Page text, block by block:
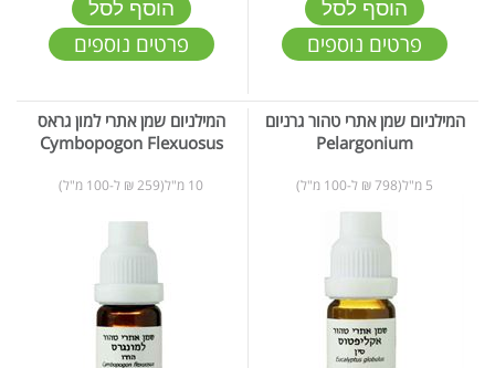
הוסף לסל
פרטים נוספים
הוסף לסל
פרטים נוספים
המילניום שמן אתרי טהור גרניום
Pelargonium
5 מ"ל(798 ₪ ל-100 מ"ל)
המילניום שמן אתרי למון גראס
Cymbopogon Flexuosus
10 מ"ל(259 ₪ ל-100 מ"ל)